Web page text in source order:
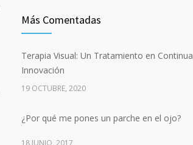
Más Comentadas
Terapia Visual: Un Tratamiento en Continua
Innovación
19 OCTUBRE, 2020
¿Por qué me pones un parche en el ojo?
18 JUNIO, 2017